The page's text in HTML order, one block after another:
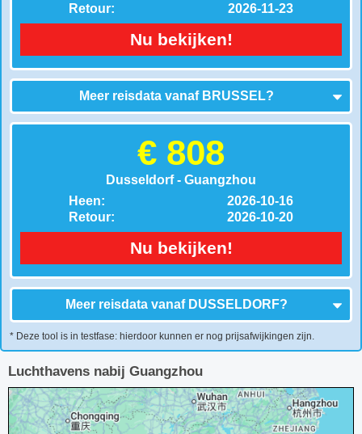
Retour:
2026-11-23
Nu bekijken!
Meer reisdata vanaf BRUSSEL?
€ 808
Dusseldorf - Guangzhou
Heen:
Retour:
2026-10-16
2026-10-20
Nu bekijken!
Meer reisdata vanaf DUSSELDORF?
* Deze tool is in testfase: hierdoor kunnen er nog prijsafwijkingen zijn.
Luchthavens nabij Guangzhou